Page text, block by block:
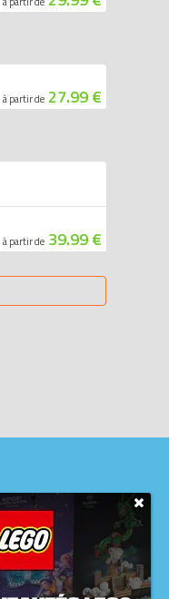
à partir de 27.99 €
à partir de 39.99 €